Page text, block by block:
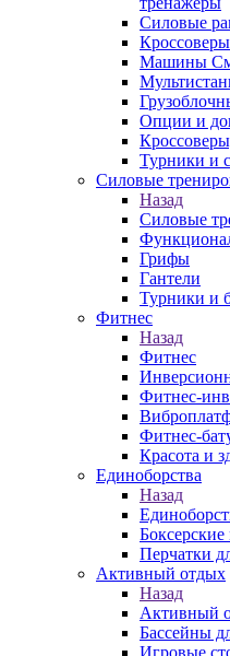
Силовые
Машины
Опции и
Турники и
Силовые
Назад
Силовые
Грифы
Гантели
Турники и
Фитнес
Назад
Фитнес
Фитнес-
Фитнес-
Красота и
Единоборства
Назад
Перчатки
Активный отдых
Назад
Активный
Бассейны
Игровые